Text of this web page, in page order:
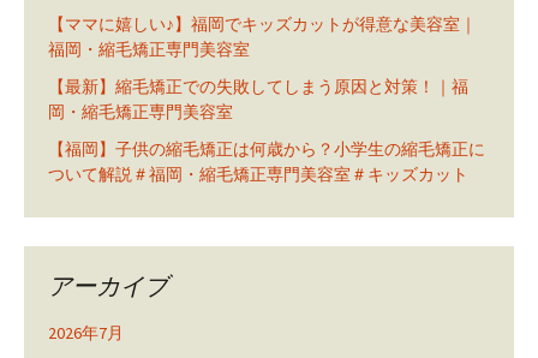
【ママに嬉しい♪】福岡でキッズカットが得意な美容室｜
福岡・縮毛矯正専門美容室
【最新】縮毛矯正での失敗してしまう原因と対策！｜福
岡・縮毛矯正専門美容室
【福岡】子供の縮毛矯正は何歳から？小学生の縮毛矯正に
ついて解説＃福岡・縮毛矯正専門美容室＃キッズカット
アーカイブ
2026年7月